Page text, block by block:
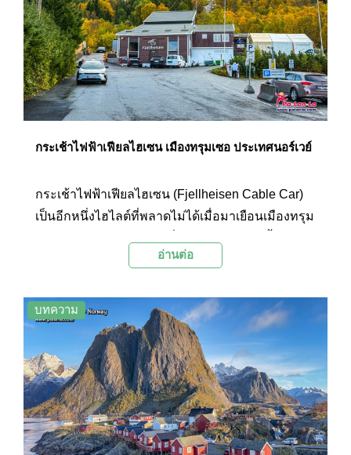
กระเช้าไฟฟ้าเฟียลไฮเซน เมืองทรุมเซอ ประเทศนอร์เวย์
กระเช้าไฟฟ้าเฟียลไฮเซน (Fjellheisen Cable Car)
เป็นอีกหนึ่งไฮไลต์ที่พลาดไม่ได้เมื่อมาเยือนเมืองทรุม
ยอดเขาสโตรสไตเนิน (Storsteinen Mountain) จะพา
อันงดงามแบบ 360 องศา
อ่านต่อ
บทความ